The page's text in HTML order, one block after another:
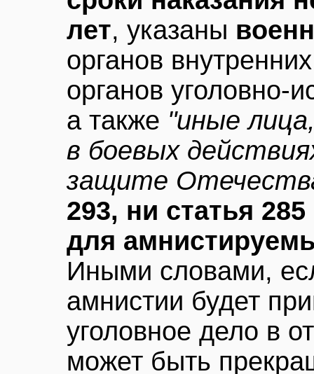
лет, указаны
органов
органов уголовно-
а также "иные
в боевых
защите
293, ни статья
для
Иными словами,
амнистии будет
уголовное дело в
может быть